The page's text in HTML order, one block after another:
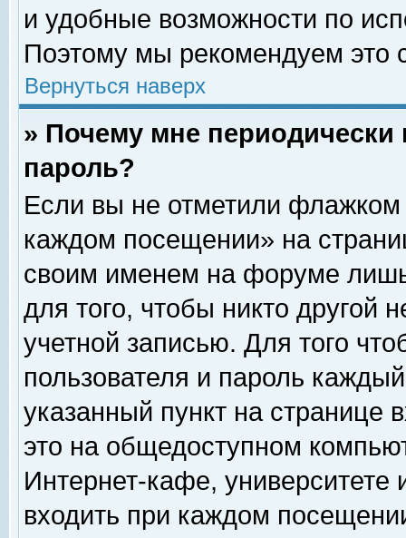
и удобные возможности по
Поэтому мы рекомендуем это
Вернуться наверх
» Почему мне
пароль?
Если вы не отметили флажком
каждом посещении» на
своим именем на форуме
для того, чтобы никто другой
учетной записью. Для того
пользователя и пароль
указанный пункт на
это на общедоступном
Интернет-кафе, университете
входить при каждом